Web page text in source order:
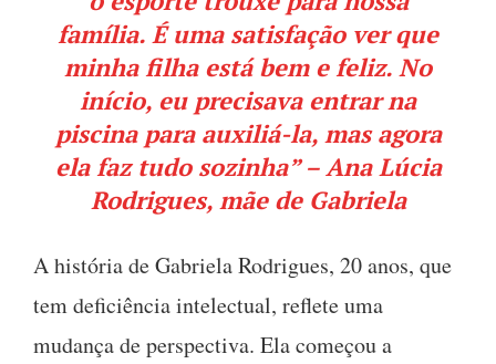
família. É uma satisfação ver que
minha filha está bem e feliz. No
início, eu precisava entrar na
piscina para auxiliá-la, mas agora
ela faz tudo sozinha” – Ana Lúcia
Rodrigues, mãe de Gabriela
A história de Gabriela Rodrigues, 20 anos, que
tem deficiência intelectual, reflete uma
mudança de perspectiva. Ela começou a